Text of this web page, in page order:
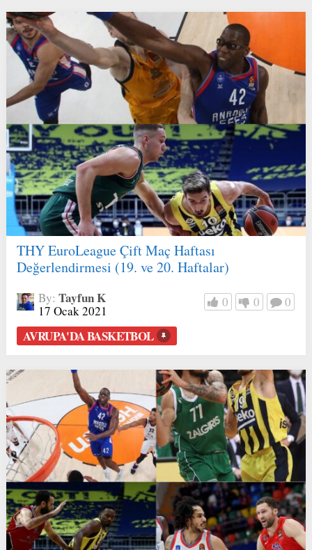
THY EuroLeague Çift Maç Haftası
Değerlendirmesi (19. ve 20. Haftalar)
By: Tayfun K
17 Ocak 2021
0 0 0
AVRUPA'DA BASKETBOL